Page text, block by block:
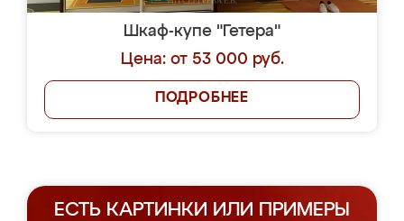
Шкаф-купе "Гетера"
Цена: от 53 000 руб.
ПОДРОБНЕЕ
ЕСТЬ КАРТИНКИ ИЛИ ПРИМЕРЫ